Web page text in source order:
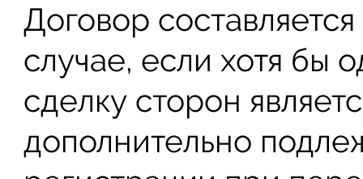
Договор
случае, если хотя бы
сделку сторон
дополнительно